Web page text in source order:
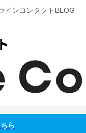
インコンタクトBLOG
ら